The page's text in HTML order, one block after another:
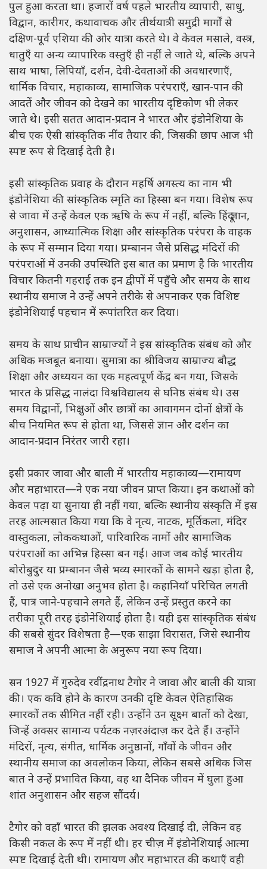
पुल हुआ करता था। हजारों वर्ष पहले भारतीय व्यापारी, साधु,
विद्वान, कारीगर, कथावाचक और तीर्थयात्री समुद्री मार्गों से
दक्षिण-पूर्व एशिया की ओर यात्रा करते थे। वे केवल मसाले, वस्त्र,
धातुएँ या अन्य व्यापारिक वस्तुएँ ही नहीं ले जाते थे, बल्कि अपने
साथ भाषा, लिपियाँ, दर्शन, देवी-देवताओं की अवधारणाएँ,
धार्मिक विचार, महाकाव्य, सामाजिक परंपराएँ, खान-पान की
आदतें और जीवन को देखने का भारतीय दृष्टिकोण भी लेकर
जाते थे। इसी सतत आदान-प्रदान ने भारत और इंडोनेशिया के
बीच एक ऐसी सांस्कृतिक नींव तैयार की, जिसकी छाप आज भी
स्पष्ट रूप से दिखाई देती है।
इसी सांस्कृतिक प्रवाह के दौरान महर्षि अगस्त्य का नाम भी
इंडोनेशिया की सांस्कृतिक स्मृति का हिस्सा बन गया। विशेष रूप
से जावा में उन्हें केवल एक ऋषि के रूप में नहीं, बल्कि हिंदू ज्ञान,
अनुशासन, आध्यात्मिक शिक्षा और सांस्कृतिक परंपरा के वाहक
के रूप में सम्मान दिया गया। प्रम्बानन जैसे प्रसिद्ध मंदिरों की
परंपराओं में उनकी उपस्थिति इस बात का प्रमाण है कि भारतीय
विचार कितनी गहराई तक इन द्वीपों में पहुँचे और समय के साथ
स्थानीय समाज ने उन्हें अपने तरीके से अपनाकर एक विशिष्ट
इंडोनेशियाई पहचान में रूपांतरित कर दिया।
समय के साथ प्राचीन साम्राज्यों ने इस सांस्कृतिक संबंध को और
अधिक मजबूत बनाया। सुमात्रा का श्रीविजय साम्राज्य बौद्ध
शिक्षा और अध्ययन का एक महत्वपूर्ण केंद्र बन गया, जिसके
भारत के प्रसिद्ध नालंदा विश्वविद्यालय से घनिष्ठ संबंध थे। उस
समय विद्वानों, भिक्षुओं और छात्रों का आवागमन दोनों क्षेत्रों के
बीच नियमित रूप से होता था, जिससे ज्ञान और दर्शन का
आदान-प्रदान निरंतर जारी रहा।
इसी प्रकार जावा और बाली में भारतीय महाकाव्य—रामायण
और महाभारत—ने एक नया जीवन प्राप्त किया। इन कथाओं को
केवल पढ़ा या सुनाया ही नहीं गया, बल्कि स्थानीय संस्कृति में इस
तरह आत्मसात किया गया कि वे नृत्य, नाटक, मूर्तिकला, मंदिर
वास्तुकला, लोककथाओं, पारिवारिक नामों और सामाजिक
परंपराओं का अभिन्न हिस्सा बन गईं। आज जब कोई भारतीय
बोरोबुदुर या प्रम्बानन जैसे भव्य स्मारकों के सामने खड़ा होता है,
तो उसे एक अनोखा अनुभव होता है। कहानियाँ परिचित लगती
हैं, पात्र जाने-पहचाने लगते हैं, लेकिन उन्हें प्रस्तुत करने का
तरीका पूरी तरह इंडोनेशियाई होता है। यही इस सांस्कृतिक संबंध
की सबसे सुंदर विशेषता है—एक साझा विरासत, जिसे स्थानीय
समाज ने अपनी आत्मा के अनुरूप नया रूप दिया।
सन 1927 में गुरुदेव रवींद्रनाथ टैगोर ने जावा और बाली की यात्रा
की। एक कवि होने के कारण उनकी दृष्टि केवल ऐतिहासिक
स्मारकों तक सीमित नहीं रही। उन्होंने उन सूक्ष्म बातों को देखा,
जिन्हें अक्सर सामान्य पर्यटक नज़रअंदाज़ कर देते हैं। उन्होंने
मंदिरों, नृत्य, संगीत, धार्मिक अनुष्ठानों, गाँवों के जीवन और
स्थानीय समाज का अवलोकन किया, लेकिन सबसे अधिक जिस
बात ने उन्हें प्रभावित किया, वह था दैनिक जीवन में घुला हुआ
शांत अनुशासन और सहज सौंदर्य।
टैगोर को वहाँ भारत की झलक अवश्य दिखाई दी, लेकिन वह
किसी नकल के रूप में नहीं थी। हर चीज़ में इंडोनेशियाई आत्मा
स्पष्ट दिखाई देती थी। रामायण और महाभारत की कथाएँ वही